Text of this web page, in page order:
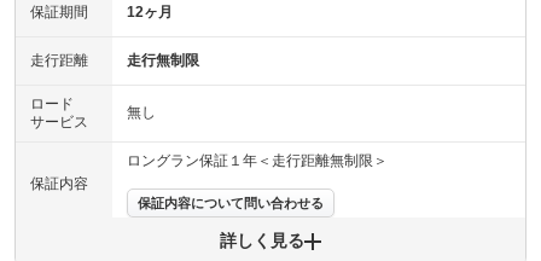
保証期間 12ヶ月
走行距離 走行無制限
ロード
サービス
無し
保証内容
ロングラン保証１年＜走行距離無制限＞
保証内容について問い合わせる
詳しく見る